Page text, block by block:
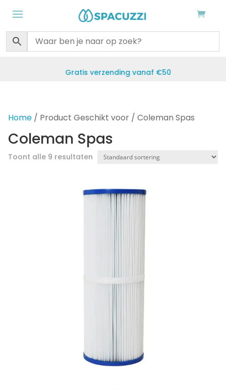
Gratis verzending vanaf €50
Home/ Product Geschikt voor / Coleman Spas
Coleman Spas
Toont alle 9 resultaten